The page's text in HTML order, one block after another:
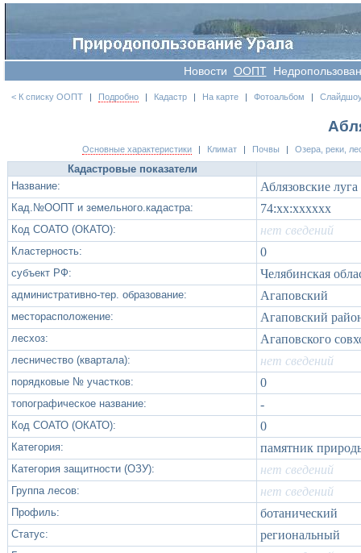
Новости OOПT
< К списку ООПТ | Подробно | Кадастр | На карте | Фотоальбом |
Основные характеристики Климат Почвы Озера, реки,
Кадастровые показатели
Название:
Аблязовские луга
Кад.№ООПТ и земельного.кадастра: 74:xx:xxxxxx
Код СОАТО (ОКАТО): нет сведений
Кластерность: 0
субъект РФ: Челябинская
административно-тер. образование: Агаповский
месторасположение: Агаповский
лесхоз: Агаповского
лесничество (квартала): нет сведений
порядковые № участков: 0
топографическое название: -
Код СОАТО (ОКАТО): 0
Категория: памятник
Категория защитности (ОЗУ): нет сведений
Группа лесов: нет сведений
Профиль: ботанический
Статус: региональный